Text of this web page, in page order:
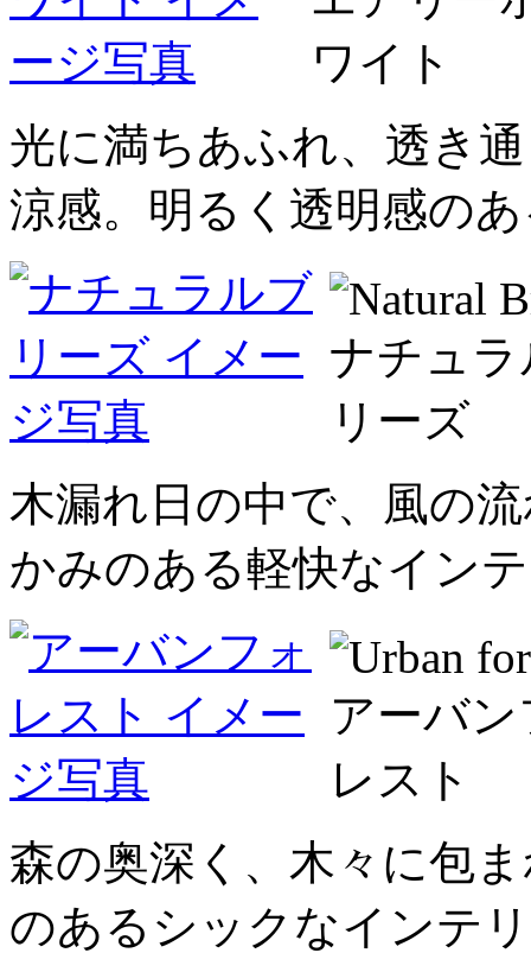
光に満ちあふれ、透き
涼感。明るく透明感の
木漏れ日の中で、風の
かみのある軽快なイン
森の奥深く、木々に包
のあるシックなインテ